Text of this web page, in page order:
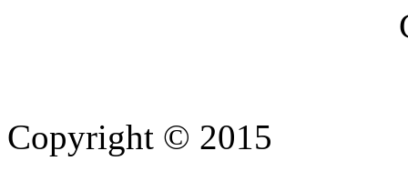
Copyright © 2015